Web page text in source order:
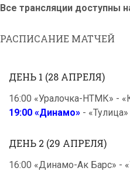
Все трансляции доступны
РАСПИСАНИЕ МАТЧЕЙ
ДЕНЬ 1 (28 АПРЕЛЯ)
16:00 «Уралочка-НТМК» -
19:00 «Динамо» - «Тулица»
ДЕНЬ 2 (29 АПРЕЛЯ)
16:00 «Динамо-Ак Барс» -